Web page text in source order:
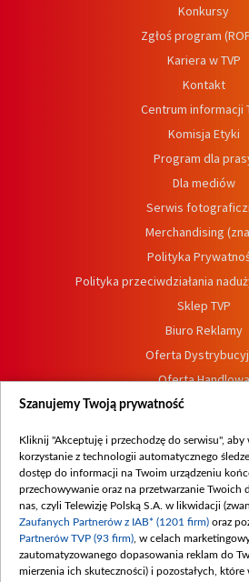
Konkursy
Zgłoś program
Kariera w TVP
Kontakt
Centrum informacji
Komisja Etyki
Program dla
Dla mediów
Serwis
Merchandising
Polityka
Polityka przeciwdziałania
Sklep TVP
Biuro Reklamy
Oferta
Oferta Handlowa
Dostępność
Procedura zgłoszeń
Szanujemy Twoją prywatność
Kliknij "Akceptuję i przechodzę do serwisu", aby
korzystanie z technologii automatycznego
dostęp do informacji na Twoim urządzeniu
przechowywanie oraz na przetwarzanie Twoich
nas, czyli Telewizję Polską S.A. w likwidacji
Zaufanych Partnerów z IAB* (1201 firm) oraz
Partnerów TVP (93 firm) , w celach
zautomatyzowanego dopasowania reklam do
mierzenia ich skuteczności) i pozostałych, które